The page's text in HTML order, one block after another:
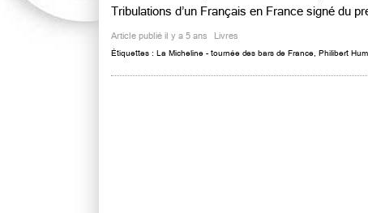
Tribulations d’un Français en France signé du
Article publié il y a 5 ans Livres
Étiquettes : La Micheline - tournée des bars de France Philibert